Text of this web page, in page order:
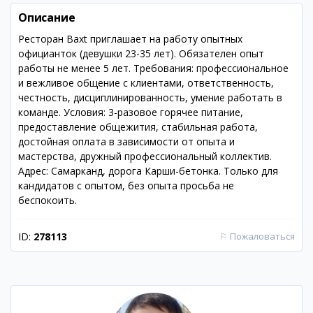
Описание
Ресторан Baxt приглашает на работу опытных
официанток (девушки 23-35 лет). Обязателен опыт
работы не менее 5 лет. Требования: профессиональное
и вежливое общение с клиентами, ответственность,
честность, дисциплинированность, умение работать в
команде. Условия: 3-разовое горячее питание,
предоставление общежития, стабильная работа,
достойная оплата в зависимости от опыта и
мастерства, дружный профессиональный коллектив.
Адрес: Самарканд, дорога Карши-бетонка. Только для
кандидатов с опытом, без опыта просьба не
беспокоить.
ID: 278113 ⚐ Пожаловаться